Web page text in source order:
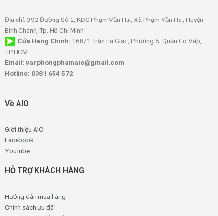
Địa chỉ: 392 Đường Số 2, KDC Phạm Văn Hai, Xã Phạm Văn Hai, Huyện
Bình Chánh, Tp. Hồ Chí Minh
Cửa Hàng Chính: 168/1 Trần Bá Giao, Phường 5, Quận Gò Vấp,
TP.HCM
Email: vanphongphamaio@gmail.com
Hotline: 0981 654 572
Về AIO
Giới thiệu AIO
Facebook
Youtube
HỖ TRỢ KHÁCH HÀNG
Hướng dẫn mua hàng
Chính sách ưu đãi